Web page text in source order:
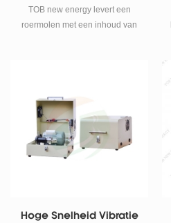
TOB new energy levert een
roermolen met een inhoud van
informatie.
Hoge Snelheid Vibratie